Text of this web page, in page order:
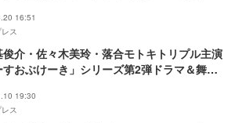
16:51
ス
俊介・佐々木美玲・落合モトキトリプル主演
すおぶけーき」シリーズ第2弾ドラマ＆舞台
】
19:30
ス